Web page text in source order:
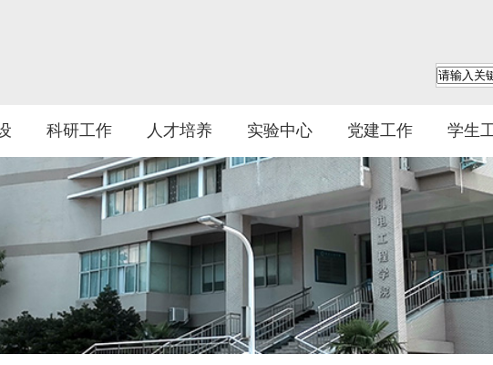
科研工作 人才培养 实验中心 党建工作 学生